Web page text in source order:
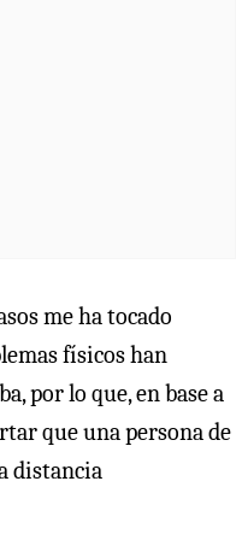
me ha tocado
físicos han
por lo que, en base a
que una persona de
distancia